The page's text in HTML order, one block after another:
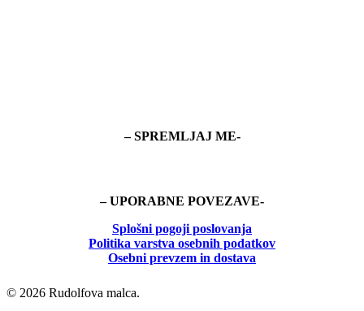
– SPREMLJAJ ME-
– UPORABNE POVEZAVE-
Splošni pogoji poslovanja
Politika varstva osebnih podatkov
Osebni prevzem in dostava
© 2026 Rudolfova malca.